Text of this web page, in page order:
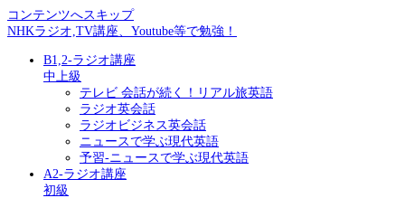
コンテンツへスキップ
NHKラジオ,TV講座、Youtube等で勉強！
B1,2-ラジオ講座
中上級
テレビ 会話が続く！リアル旅英語
ラジオ英会話
ラジオビジネス英会話
ニュースで学ぶ現代英語
予習-ニュースで学ぶ現代英語
A2-ラジオ講座
初級